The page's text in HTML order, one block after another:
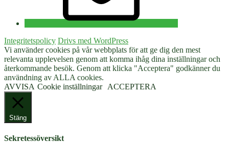
Integritetspolicy Drivs med WordPress
Vi använder cookies på vår webbplats för att ge dig den mest
relevanta upplevelsen genom att komma ihåg dina inställningar och
återkommande besök. Genom att klicka "Acceptera" godkänner du
användning av ALLA cookies.
AVVISA Cookie inställningar ACCEPTERA
Stäng
Sekretessöversikt